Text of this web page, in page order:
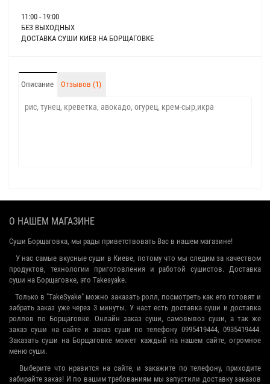
11:00 - 19:00
БЕЗ ВЫХОДНЫХ
ДОСТАВКА СУШИ КИЕВ НА БОРЩАГОВКЕ
Описание Отзывов (1)
рис, тунец, креветка, авокадо, огурец, крем-сыр,икра
О НАШЕМ МАГАЗИНЕ
Суши Борщаговка, мы рады приветствовать Вас в нашем магазине!
У нас самые вкусные суши в Киеве, потому что мы следим за качеством
продуктов, технологии приготовления и работой сушистов. Доставка
суши на Борщаговке, это Takesyake.
Только в "TakeSyake" можно заказать ролл, посмотреть как его готовят и
забрать заказ уже через 3 минуты. У наст есть доставка суши и доставка
роллов по Борщаговке. Онлайн заказ суши, самовывоз суши, а так же
заказ суши на сайте и заказ суши по телефону 0995419444, 0935419444.
Заказать суши на Борщаговке может каждый на нашем сайте, огромное
меню суши.
Выберите что нравится на сайте, и закажите по телефону, приходите
забирайте заказ! И по вашим требованиям мы запустили доставку заказов